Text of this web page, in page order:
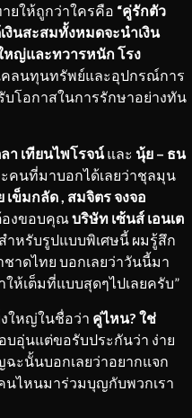
ยให้ถูกว่าใครคือ “คู่รักตัว
งินสะสมทั้งหมดจะนำเงิน
หญ่และทวารหนัก โรง
คลนทุนทรัพย์และอุปกรณ์การ
บโอกาสในการรักษาอย่างทัน
า เทียนไพโรจน์และ นุ้ย – ธน
คนที่มาบอกได้เลยว่าชุลมุน
เข็มกลัด , สมจิตร จงจอ
องขอบคุณบริษัท เซ้นส์ เอนเต
หรับรูปแบบพิเศษนี้ ผมรู้สึก
าดไทย บอกเลยว่าวันนี้มา
ห้เต็มที่แบบสุดๆไปเลยครับ”
งใหญ่ในชื่อว่า คู่ไหน? ใช่
อุ่นแต่ขอรับประกันว่า ง่าย
ฉะนั้นบอกเลยว่าอยากแจก
นไหนมาร่วมบุญกับพวกเรา